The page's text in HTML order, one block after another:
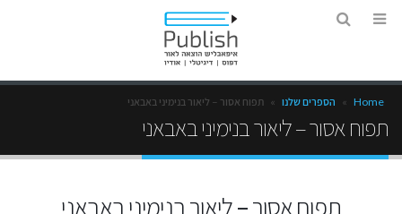
Home
» הספרים שלנו » תפוח אסור – ליאור בנימיני באבאני
תפוח אסור – ליאור בנימיני באבאני
תפוח אסור – ליאור בנימיני באבאני